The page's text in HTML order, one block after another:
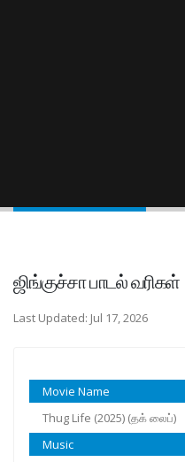
ஜிங்குச்சா பாடல் வரிகள்
Last Updated: Jul 17, 2026
Movie Name
Thug Life (2025) (தக் லைப்)
Music